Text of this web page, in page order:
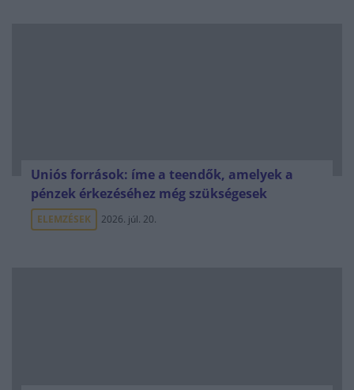
Uniós források: íme a teendők, amelyek a
pénzek érkezéséhez még szükségesek
ELEMZÉSEK 2026. júl. 20.